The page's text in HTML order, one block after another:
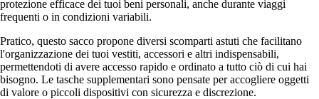
protezione efficace dei tuoi beni personali, anche durante viaggi
frequenti o in condizioni variabili.
Pratico, questo sacco propone diversi scomparti astuti che facilitano
l'organizzazione dei tuoi vestiti, accessori e altri indispensabili,
permettendoti di avere accesso rapido e ordinato a tutto ciò di cui hai
bisogno. Le tasche supplementari sono pensate per accogliere oggetti
di valore o piccoli dispositivi con sicurezza e discrezione.